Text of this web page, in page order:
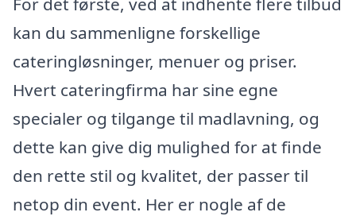
kan du sammenligne forskellige
cateringløsninger, menuer og priser.
Hvert cateringfirma har sine egne
specialer og tilgange til madlavning, og
dette kan give dig mulighed for at finde
den rette stil og kvalitet, der passer til
netop din event. Her er nogle af de